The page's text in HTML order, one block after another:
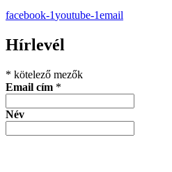
facebook-1youtube-1email
Hírlevél
* kötelező mezők
Email cím *
Név